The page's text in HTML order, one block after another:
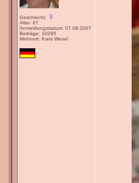
Geschlecht:
Alter: 67
Anmeldungsdatum: 07.08.2007
Beiträge: 10295
Wohnort: Kreis Wesel